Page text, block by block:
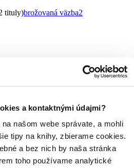
a kontaktnými údajmi?
našom webe správate, a mohli
tipy na knihy, zbierame cookies.
a bez nich by naša stránka
toho používame analytické
tituly)brožovaná väzba2